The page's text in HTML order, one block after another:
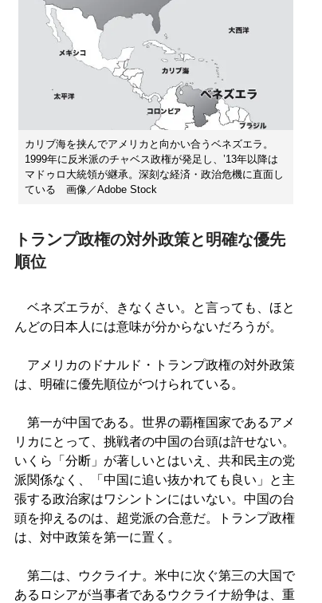
カリブ海を挟んでアメリカと向かい合うベネズエラ。
1999年に反米派のチャベス政権が発足し、’13年以降は
マドゥロ大統領が継承。深刻な経済・政治危機に直面し
ている 画像／Adobe Stock
トランプ政権の対外政策と明確な優先
順位
ベネズエラが、きなくさい。と言っても、ほと
んどの日本人には意味が分からないだろうが。
アメリカのドナルド・トランプ政権の対外政策
は、明確に優先順位がつけられている。
第一が中国である。世界の覇権国家であるアメ
リカにとって、挑戦者の中国の台頭は許せない。
いくら「分断」が著しいとはいえ、共和民主の党
派関係なく、「中国に追い抜かれても良い」と主
張する政治家はワシントンにはいない。中国の台
頭を抑えるのは、超党派の合意だ。トランプ政権
は、対中政策を第一に置く。
第二は、ウクライナ。米中に次ぐ第三の大国で
あるロシアが当事者であるウクライナ紛争は、重